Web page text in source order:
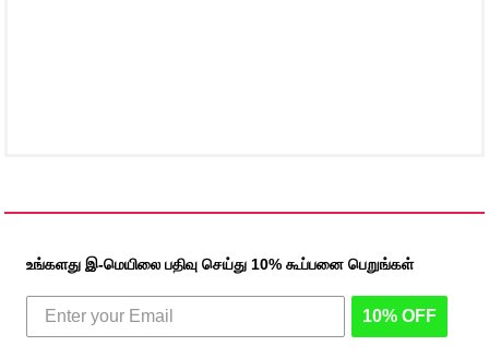
உங்களது இ-மெயிலை பதிவு செய்து 10% கூப்பனை பெறுங்கள்
10% OFF